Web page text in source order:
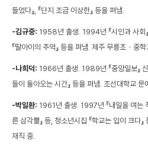
들었다』, 『단지 조금 이상한』 등을 펴냄.
-김규중: 1958년 출생. 1994년 『시인과 사회
『딸아이의 추억』 등을 펴냄. 제주 무릉초・중
-나희덕: 1966년 출생. 1989년 『중앙일보』 신
들이 돌아오는 시간』 등을 펴냄. 조선대학교 문
-박일환: 1961년 출생. 1997년 『내일을 여는
른 삼각뿔』 등, 청소년시집 『학교는 입이 크다
재직 중.